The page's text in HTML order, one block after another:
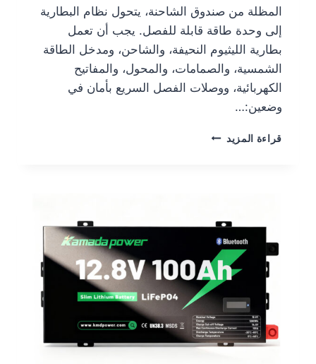
المظلة من صندوق الشاحنة، يتحول نظام البطارية
إلى وحدة طاقة قابلة للفصل. يجب أن تعمل
بطارية الليثيوم النحيفة، والشاحن، ومدخل الطاقة
الشمسية، والصمامات، والمحول، والمفاتيح
الكهربائية، ووصلات الفصل السريع بأمان في
وضعين:…
قراءة المزيد